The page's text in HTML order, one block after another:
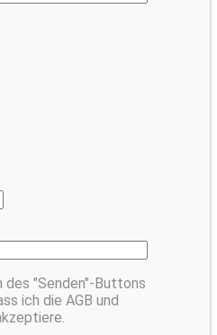
des "Senden"-Buttons
ich die AGB und